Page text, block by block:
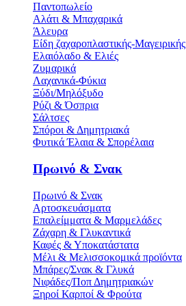
Παντοπωλείο
Αλάτι & Μπαχαρικά
Άλευρα
Είδη ζαχαροπλαστικής-Μαγειρικής
Ελαιόλαδο & Ελιές
Ζυμαρικά
Λαχανικά-Φύκια
Ξύδι/Μηλόξυδο
Ρύζι & Όσπρια
Σάλτσες
Σπόροι & Δημητριακά
Φυτικά Έλαια & Σπορέλαια
Πρωινό & Σνακ
Πρωινό & Σνακ
Αρτοσκευάσματα
Επαλείμματα & Μαρμελάδες
Ζάχαρη & Γλυκαντικά
Καφές & Υποκατάστατα
Μέλι & Μελισσοκομικά προϊόντα
Μπάρες/Σνακ & Γλυκά
Νιφάδες/Ποπ Δημητριακών
Ξηροί Καρποί & Φρούτα